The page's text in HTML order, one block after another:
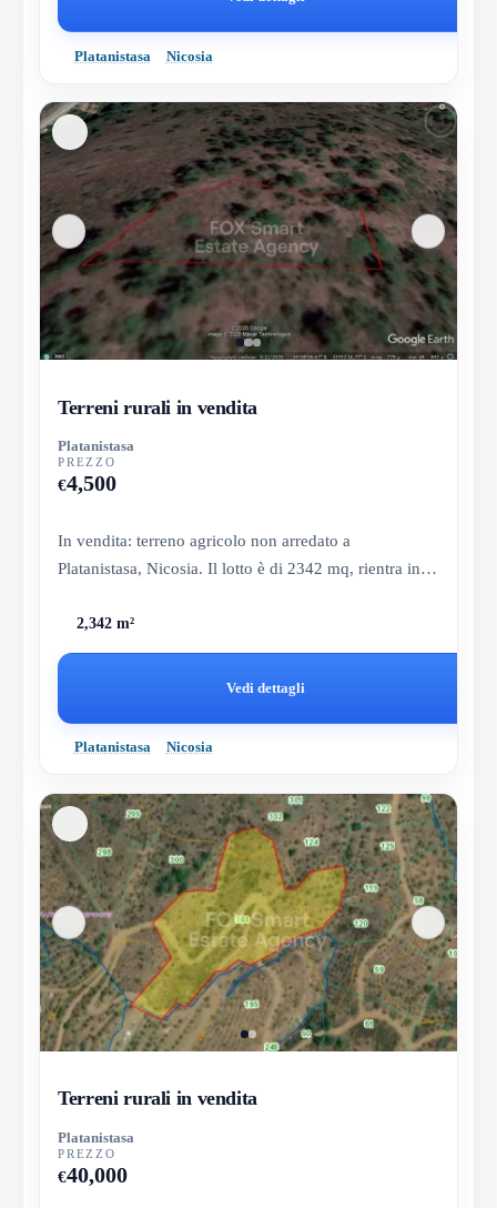
Platanistasa Nicosia
Terreni rurali in vendita
Platanistasa
PREZZO
€4,500
In vendita: terreno agricolo non arredato a
Platanistasa, Nicosia. Il lotto è di 2342 mq, rientra in 3
2,342 m²
Vedi dettagli
Platanistasa Nicosia
Terreni rurali in vendita
Platanistasa
PREZZO
€40,000